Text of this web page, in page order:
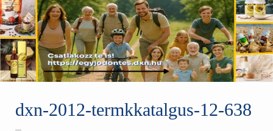
dxn-2012-termkkatalgus-12-638